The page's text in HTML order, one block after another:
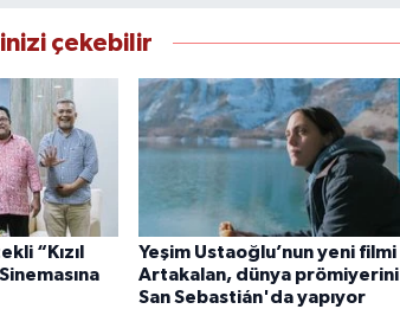
çekebilir
“Kızıl
Yeşim Ustaoğlu’nun yeni filmi
Artakalan, dünya prömiyerini
San Sebastián'da yapıyor